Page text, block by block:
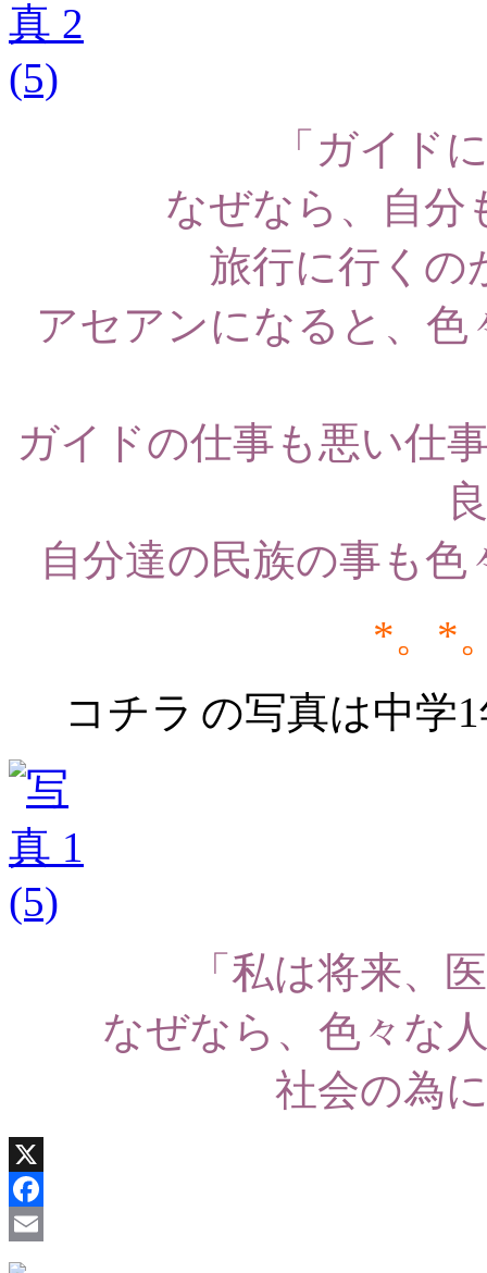
「ガイド
なぜなら、自分
旅行に行くの
アセアンになると、
ガイドの仕事も悪い仕
自分達の民族の事も
*。*
コチラ の写真は中学
「私は将来、
なぜなら、色々な
社会の為
X
Facebook
Email